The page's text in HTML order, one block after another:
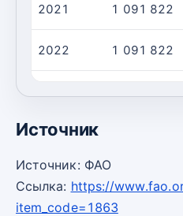
2021 1 091 822
2022 1 091 822
Источник
Источник: ФАО
Ссылка: https://
item_code=1863